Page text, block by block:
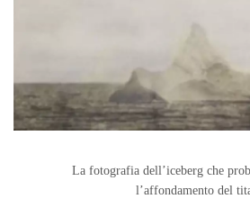
La fotografia dell’iceberg che
l’affondamento del